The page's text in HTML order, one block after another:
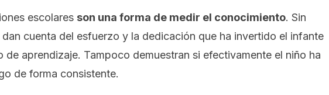
escolares son una forma de medir el conocimiento. Sin
cuenta del esfuerzo y la dedicación que ha invertido el infante
de aprendizaje. Tampoco demuestran si efectivamente el niño ha
de forma consistente.